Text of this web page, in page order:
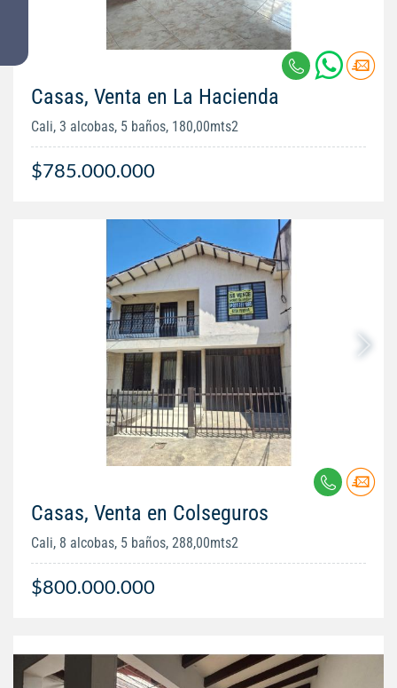
Casas, Venta en La Hacienda
Cali, 3 alcobas, 5 baños, 180,00mts2
$785.000.000
Casas, Venta en Colseguros
Cali, 8 alcobas, 5 baños, 288,00mts2
$800.000.000